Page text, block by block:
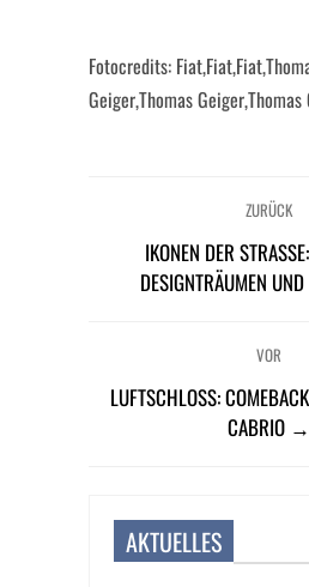
Fotocredits:
Geiger,Thomas
ZURÜCK
IKONEN DER STRASSE:
ESIGNTRÄUMEN UND
VOR
LUFTSCHLOSS:
CABRIO →
AKTUELLES